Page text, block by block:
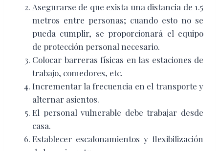
Asegurarse de que exista una distancia de 1.5
metros entre personas; cuando esto no se
pueda cumplir, se proporcionará el equipo
de protección personal necesario.
Colocar barreras físicas en las estaciones de
trabajo, comedores, etc.
Incrementar la frecuencia en el transporte y
alternar asientos.
El personal vulnerable debe trabajar desde
casa.
Establecer escalonamientos y flexibilización